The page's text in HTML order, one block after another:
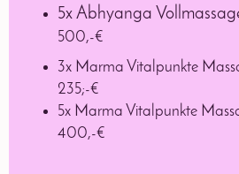
5x Abhyanga
500,-€
3x Marma
235;-€
5x Marma
400,-€